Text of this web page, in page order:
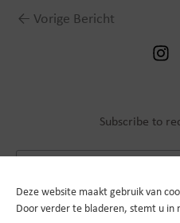
Deze website maakt gebruik van
Door verder te bladeren, stemt u in
← Vorige Bericht
Subscribe to